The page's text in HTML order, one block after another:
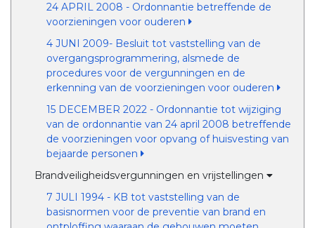
24 APRIL 2008 - Ordonnantie betreffende de
voorzieningen voor ouderen
4 JUNI 2009- Besluit tot vaststelling van de
overgangsprogrammering, alsmede de
procedures voor de vergunningen en de
erkenning van de voorzieningen voor ouderen
15 DECEMBER 2022 - Ordonnantie tot wijziging
van de ordonnantie van 24 april 2008 betreffende
de voorzieningen voor opvang of huisvesting van
bejaarde personen
Brandveiligheidsvergunningen en vrijstellingen
7 JULI 1994 - KB tot vaststelling van de
basisnormen voor de preventie van brand en